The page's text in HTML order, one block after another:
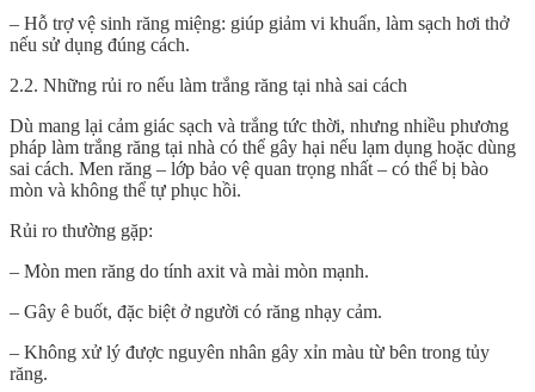
– Hỗ trợ vệ sinh răng miệng: giúp giảm vi khuẩn, làm sạch hơi thở
nếu sử dụng đúng cách.
2.2. Những rủi ro nếu làm trắng răng tại nhà sai cách
Dù mang lại cảm giác sạch và trắng tức thời, nhưng nhiều phương
pháp làm trắng răng tại nhà có thể gây hại nếu lạm dụng hoặc dùng
sai cách. Men răng – lớp bảo vệ quan trọng nhất – có thể bị bào
mòn và không thể tự phục hồi.
Rủi ro thường gặp:
– Mòn men răng do tính axit và mài mòn mạnh.
– Gây ê buốt, đặc biệt ở người có răng nhạy cảm.
– Không xử lý được nguyên nhân gây xỉn màu từ bên trong tủy
răng.